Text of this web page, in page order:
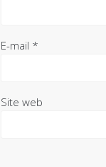
E-mail *
Site web